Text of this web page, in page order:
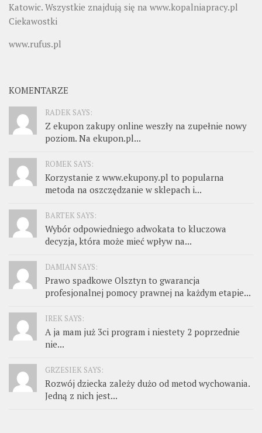
Katowic. Wszystkie znajdują się na www.kopalniapracy.pl
Ciekawostki
www.rufus.pl
KOMENTARZE
RADEK SAYS:
Z ekupon zakupy online weszły na zupełnie nowy
poziom. Na ekupon.pl...
ROMEK SAYS:
Korzystanie z www.ekupony.pl to popularna
metoda na oszczędzanie w sklepach i...
BARTEK SAYS:
Wybór odpowiedniego adwokata to kluczowa
decyzja, która może mieć wpływ na...
DAMIAN SAYS:
Prawo spadkowe Olsztyn to gwarancja
profesjonalnej pomocy prawnej na każdym etapie...
IREK SAYS:
A ja mam już 3ci program i niestety 2 poprzednie
nie...
GRZESIEK SAYS:
Rozwój dziecka zależy dużo od metod wychowania.
Jedną z nich jest...